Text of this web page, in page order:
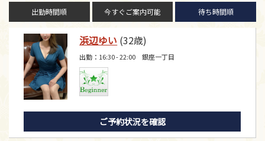
出勤時間順 今すぐご案内可能 待ち時間順
浜辺ゆい (32歳)
出勤：16:30 - 22:00 銀座一丁目
ご予約状況を確認